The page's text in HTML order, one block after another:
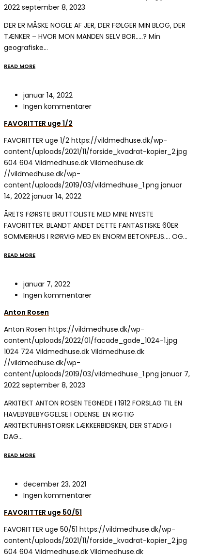
2022 september 8, 2023
DER ER MÅSKE NOGLE AF JER, DER FØLGER MIN BLOG, DER
TÆNKER – HVOR MON MANDEN SELV BOR…..? Min
geografiske…
READ MORE
januar 14, 2022
Ingen kommentarer
FAVORITTER uge 1/2
FAVORITTER uge 1/2 https://vildmedhuse.dk/wp-
content/uploads/2021/11/forside_kvadrat-kopier_2.jpg
604 604 Vildmedhuse.dk Vildmedhuse.dk
//vildmedhuse.dk/wp-
content/uploads/2019/03/vildmedhuse_1.png januar
14, 2022 januar 14, 2022
ÅRETS FØRSTE BRUTTOLISTE MED MINE NYESTE
FAVORITTER. BLANDT ANDET DETTE FANTASTISKE 60ER
SOMMERHUS I RØRVIG MED EN ENORM BETONPEJS…. OG…
READ MORE
januar 7, 2022
Ingen kommentarer
Anton Rosen
Anton Rosen https://vildmedhuse.dk/wp-
content/uploads/2022/01/facade_gade_1024-1.jpg
1024 724 Vildmedhuse.dk Vildmedhuse.dk
//vildmedhuse.dk/wp-
content/uploads/2019/03/vildmedhuse_1.png januar 7,
2022 september 8, 2023
ARKITEKT ANTON ROSEN TEGNEDE I 1912 FORSLAG TIL EN
HAVEBYBEBYGGELSE I ODENSE. EN RIGTIG
ARKITEKTURHISTORISK LÆKKERBIDSKEN, DER STADIG I
DAG…
READ MORE
december 23, 2021
Ingen kommentarer
FAVORITTER uge 50/51
FAVORITTER uge 50/51 https://vildmedhuse.dk/wp-
content/uploads/2021/11/forside_kvadrat-kopier_2.jpg
604 604 Vildmedhuse.dk Vildmedhuse.dk